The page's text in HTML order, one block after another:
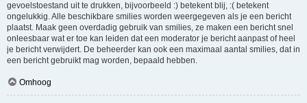
gevoelstoestand uit te drukken, bijvoorbeeld :) betekent blij, :( betekent
ongelukkig. Alle beschikbare smilies worden weergegeven als je een bericht
plaatst. Maak geen overdadig gebruik van smilies, ze maken een bericht snel
onleesbaar wat er toe kan leiden dat een moderator je bericht aanpast of heel
je bericht verwijdert. De beheerder kan ook een maximaal aantal smilies, dat in
een bericht gebruikt mag worden, bepaald hebben.
Omhoog